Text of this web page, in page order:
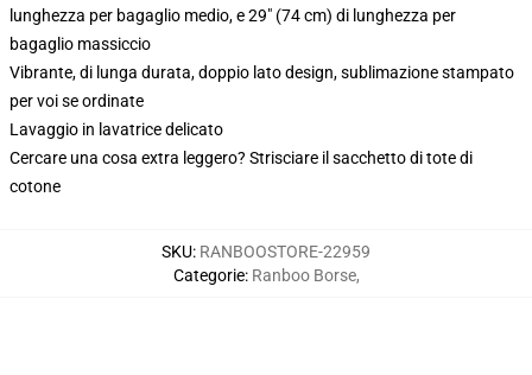
lunghezza per bagaglio medio, e 29" (74 cm) di lunghezza per
bagaglio massiccio
Vibrante, di lunga durata, doppio lato design, sublimazione stampato
per voi se ordinate
Lavaggio in lavatrice delicato
Cercare una cosa extra leggero? Strisciare il sacchetto di tote di
cotone
SKU: RANBOOSTORE-22959
Categorie: Ranboo Borse,